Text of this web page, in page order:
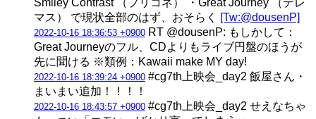
マス） で現状全部のはず、おそらく
[Tw:@dousenP]
2022-10-16 18:36:53 +0900 RT @dousenP: もしかして：
Great Journeyのフル、CDよりもライブ円盤のほうが
先に聞ける ※類例：Kawaii make MY day!
2022-10-16 18:39:24 +0900 #cg7th上映会_day2 飯屋さん・
まいまい追加！！！！
2022-10-16 18:43:57 +0900 #cg7th上映会_day2 せえなちゃ